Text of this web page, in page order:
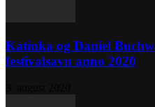
Katinka og Daniel
festivalsavn anno 2020